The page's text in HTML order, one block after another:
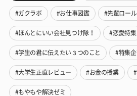
#ガクラボ #お仕事図鑑 #先輩ロー
#ほんとにいい会社見つけ隊！ #恋愛特集
#学生の君に伝えたい３つのこと #特集
#大学生正直レビュー #お金の授業
#もやもや解決ゼミ